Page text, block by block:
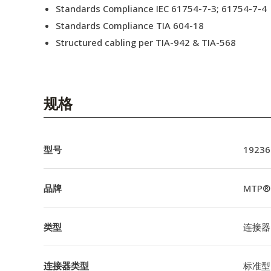
Standards Compliance IEC 61754-7-3; 61754-7-4
Standards Compliance TIA 604-18
Structured cabling per TIA-942 & TIA-568
规格
型号 19236
品牌
类型 连接器
连接器类型 标准型